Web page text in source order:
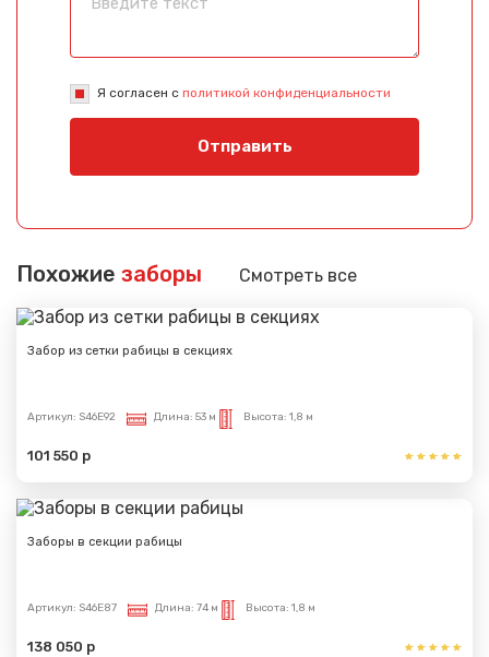
Я согласен с политикой конфиденциальности
Отправить
Похожие заборы Смотреть все
Забор из сетки рабицы в секциях
Артикул: S46E92 Длина: 53 м Высота: 1,8 м
101 550 р
Заборы в секции рабицы
Артикул: S46E87 Длина: 74 м Высота: 1,8 м
138 050 р